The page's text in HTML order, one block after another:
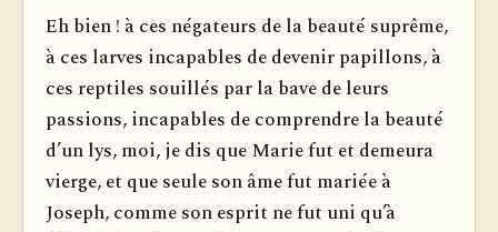
Eh bien ! à ces négateurs de la beauté suprême,
à ces larves incapables de devenir papillons, à
ces reptiles souillés par la bave de leurs
passions, incapables de comprendre la beauté
d’un lys, moi, je dis que Marie fut et demeura
vierge, et que seule son âme fut mariée à
Joseph, comme son esprit ne fut uni qu’à